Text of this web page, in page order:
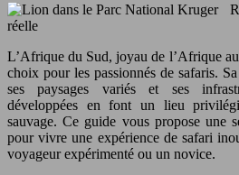
réelle
L’Afrique du Sud, joyau de l’Afrique
choix pour les passionnés de safaris.
ses paysages variés et ses
développées en font un lieu
sauvage. Ce guide vous propose une
pour vivre une expérience de safari
voyageur expérimenté ou un novice.